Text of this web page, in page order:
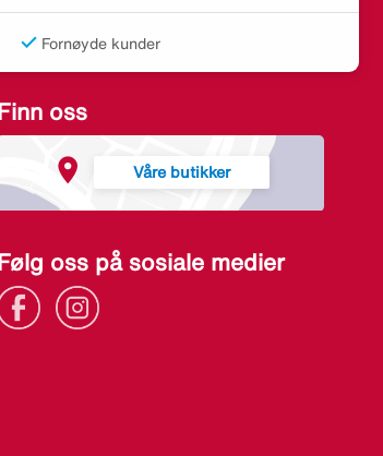
Fornøyde kunder
Finn oss
Våre butikker
Følg oss på sosiale medier